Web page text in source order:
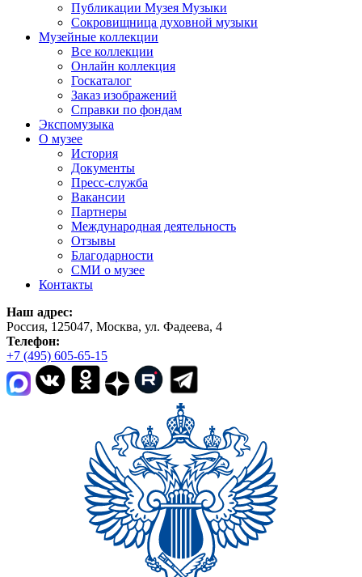
Публикации Музея Музыки
Сокровищница духовной музыки
Музейные коллекции
Все коллекции
Онлайн коллекция
Госкаталог
Заказ изображений
Справки по фондам
Экспомузыка
О музее
История
Документы
Пресс-служба
Вакансии
Партнеры
Международная деятельность
Отзывы
Благодарности
СМИ о музее
Контакты
Наш адрес:
Россия, 125047, Москва, ул. Фадеева, 4
Телефон:
+7 (495) 605-65-15